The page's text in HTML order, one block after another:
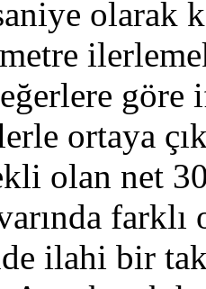
olarak
göre
ortaya
olan net
farklı
ilahi bir